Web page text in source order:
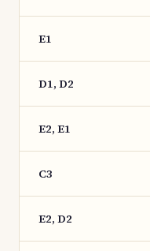
E1
D1, D2
E2, E1
C3
E2, D2